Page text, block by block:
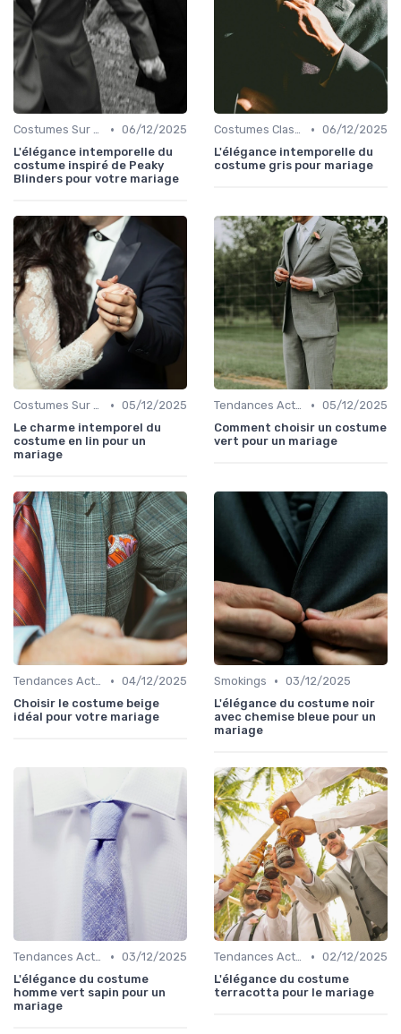
Costumes Sur Mesure • 06/12/2025
L'élégance intemporelle du
costume inspiré de Peaky
Blinders pour votre mariage
Costumes Classiques • 06/12/2025
L'élégance intemporelle du
costume gris pour mariage
Costumes Sur Mesure • 05/12/2025
Le charme intemporel du
costume en lin pour un
mariage
Tendances Actuelles • 05/12/2025
Comment choisir un costume
vert pour un mariage
Tendances Actuelles • 04/12/2025
Choisir le costume beige
idéal pour votre mariage
Smokings • 03/12/2025
L'élégance du costume noir
avec chemise bleue pour un
mariage
Tendances Actuelles • 03/12/2025
L'élégance du costume
homme vert sapin pour un
mariage
Tendances Actuelles • 02/12/2025
L'élégance du costume
terracotta pour le mariage